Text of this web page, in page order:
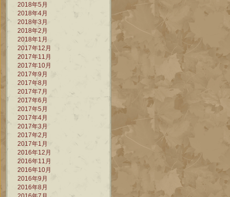
2018年5月
2018年4月
2018年3月
2018年2月
2018年1月
2017年12月
2017年11月
2017年10月
2017年9月
2017年8月
2017年7月
2017年6月
2017年5月
2017年4月
2017年3月
2017年2月
2017年1月
2016年12月
2016年11月
2016年10月
2016年9月
2016年8月